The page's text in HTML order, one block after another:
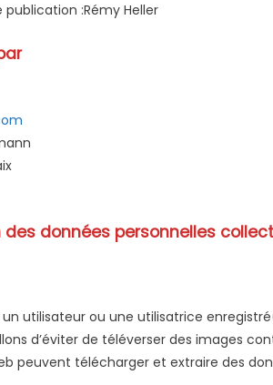
:Rémy Heller
des données personnelles
un utilisateur ou une utilisatrice
d’éviter de téléverser des images
peuvent télécharger et extraire des